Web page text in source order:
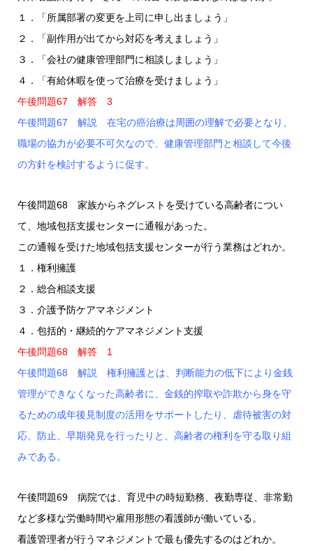
１．「所属部署の変更を上司に申し出ましょう」
２．「副作用が出てから対応を考えましょう」
３．「会社の健康管理部門に相談しましょう」
４．「有給休暇を使って治療を受けましょう」
午後問題67 解答 3
午後問題67 解説 在宅の癌治療は周囲の理解で必要となり、
職場の協力が必要不可欠なので、健康管理部門と相談して今後
の方針を検討するように促す。
午後問題68 家族からネグレストを受けている高齢者につい
て、地域包括支援センターに通報があった。
この通報を受けた地域包括支援センターが行う業務はどれか。
１．権利擁護
２．総合相談支援
３．介護予防ケアマネジメント
４．包括的・継続的ケアマネジメント支援
午後問題68 解答 1
午後問題68 解説 権利擁護とは、判断能力の低下により金銭
管理ができなくなった高齢者に、金銭的搾取や詐欺から身を守
るための成年後見制度の活用をサポートしたり、虐待被害の対
応、防止、早期発見を行ったりと、高齢者の権利を守る取り組
みである。
午後問題69 病院では、育児中の時短勤務、夜勤専従、非常勤
など多様な労働時間や雇用形態の看護師が働いている。
看護管理者が行うマネジメントで最も優先するのはどれか。